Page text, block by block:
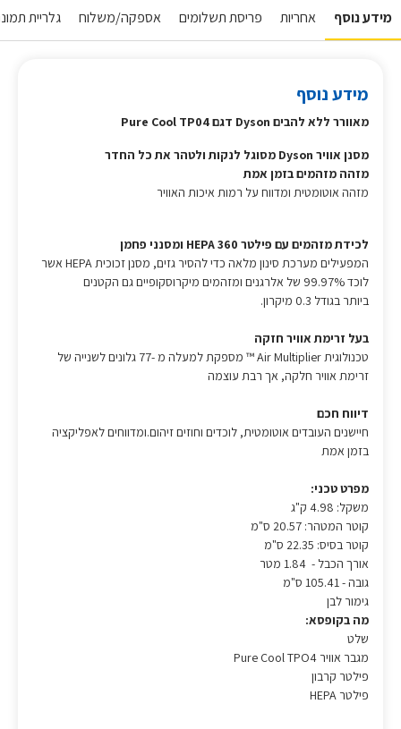
מידע נוסף אחריות פריסת תשלומים אספקה/משלוח גלריית
מידע נוסף
מאוורר ללא להבים Dyson דגם Pure Cool TP04
מסנן אוויר Dyson מסוגל לנקות ולטהר את כל החדר
מזהה מזהמים בזמן אמת
מזהה אוטומטית ומדווח על רמות איכות האוויר
לכידת מזהמים עם פילטר 360 HEPA ומסנני פחמן
המפעילים מערכת סינון מלאה כדי להסיר גזים, מסנן זכוכית HEPA אשר
לוכד 99.97% של אלרגנים ומזהמים מיקרוסקופיים גם הקטנים
ביותר בגודל 0.3 מיקרון.
בעל זרימת אוויר חזקה
טכנולוגית Air Multiplier ™ מספקת למעלה מ -77 גלונים לשנייה של
זרימת אוויר חלקה, אך רבת עוצמה
דיווח חכם
חיישנים העובדים אוטומטית, לוכדים וחוזים זיהום.ומדווחים לאפליקציה
בזמן אמת
מפרט טכני:
משקל: 4.98 ק"ג
קוטר המטהר: 20.57 ס"מ
קוטר בסיס: 22.35 ס"מ
אורך הכבל - 1.84 מטר
גובה - 105.41 ס"מ
גימור לבן
מה בקופסא:
שלט
מגבר אוויר Pure Cool TPO4
פילטר קרבון
פילטר HEPA